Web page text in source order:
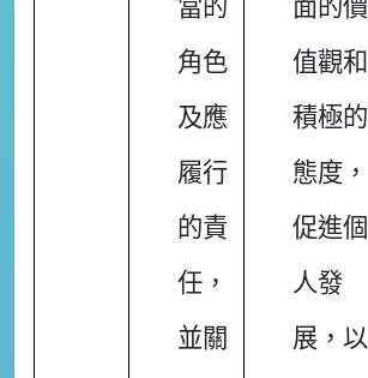
當的
角色
及應
履行
的責
任，
並關
面的價
值觀和
積極的
態度，
促進個
人發
展，以